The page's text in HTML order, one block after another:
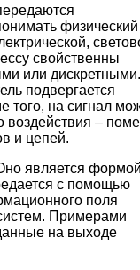
физический
свойственны
или
подвергается
того, на сигнал
воздействия –
и цепей.
является формой
с помощью
поля
Примерами
на выходе